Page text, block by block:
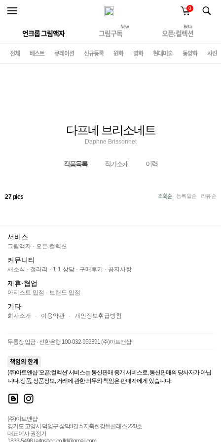
0
언크롭 그림액자
New
그림구독
Beta
오픈:컬렉션
전체 베스트 큐레이션 신규등록 원화 명화 현대미술 동양화 사진
다프네 브리소네트
Daphne Brissonnet
작품목록 작가소개 이력
27 pics 조회순 등록일순 리뷰순
서비스
그림액자 · 오픈:컬렉션
커뮤니티
새소식 · 갤러리 · 1:1 상담 · 구매후기 · 공지사항
제휴·협업
아티스트 입점 · 브랜드 입점
기타
회사소개 · 이용약관 · 개인정보취급방침
무통장 입금 · 신한은행 100-032-959391 (주)아트앤샵
책임의 한계
(주)아트앤샵 '오픈:컬렉션' 서비스는 통신판매 중개 서비스로, 통신판매의 당사자가 아닙
니다. 상품, 상품정보, 거래에 관한 의무와 책임은 판매자에게 있습니다.
(주)아트앤샵
경기도 고양시 덕양구 삼막3길 5 지축한강듀클래스 220호
대표이사 권정기